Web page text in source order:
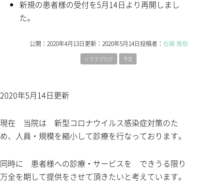
新規の患者様の受付を5月14日より再開しまし
た。
公開： 2020年4月13日更新： 2020年5月14日投稿者： 佐藤 雅樹
ソララブログ 予定
2020年5月14日更新
現在 当院は 新型コロナウイルス感染症対策のた
め、人員・規模を縮小して診療を行なっております。
同時に 患者様への診療・サービスを できうる限り
万全を期して提供をさせて頂きたいと考えています。